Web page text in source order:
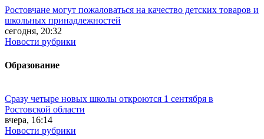
Ростовчане могут пожаловаться на качество детских товаров и
школьных принадлежностей
сегодня, 20:32
Новости рубрики
Образование
Сразу четыре новых школы откроются 1 сентября в
Ростовской области
вчера, 16:14
Новости рубрики